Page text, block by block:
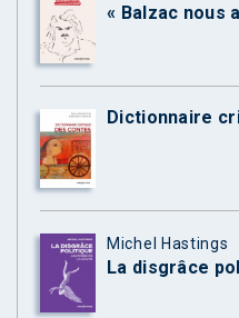
« Balzac nous
Dictionnaire
Michel Hastings
La disgrâce